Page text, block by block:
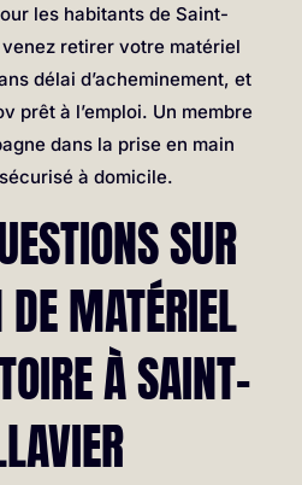
les habitants de Saint-
retirer votre matériel
délai d’acheminement, et
prêt à l’emploi. Un membre
dans la prise en main
à domicile.
SUR
MATÉRIEL
À SAINT-